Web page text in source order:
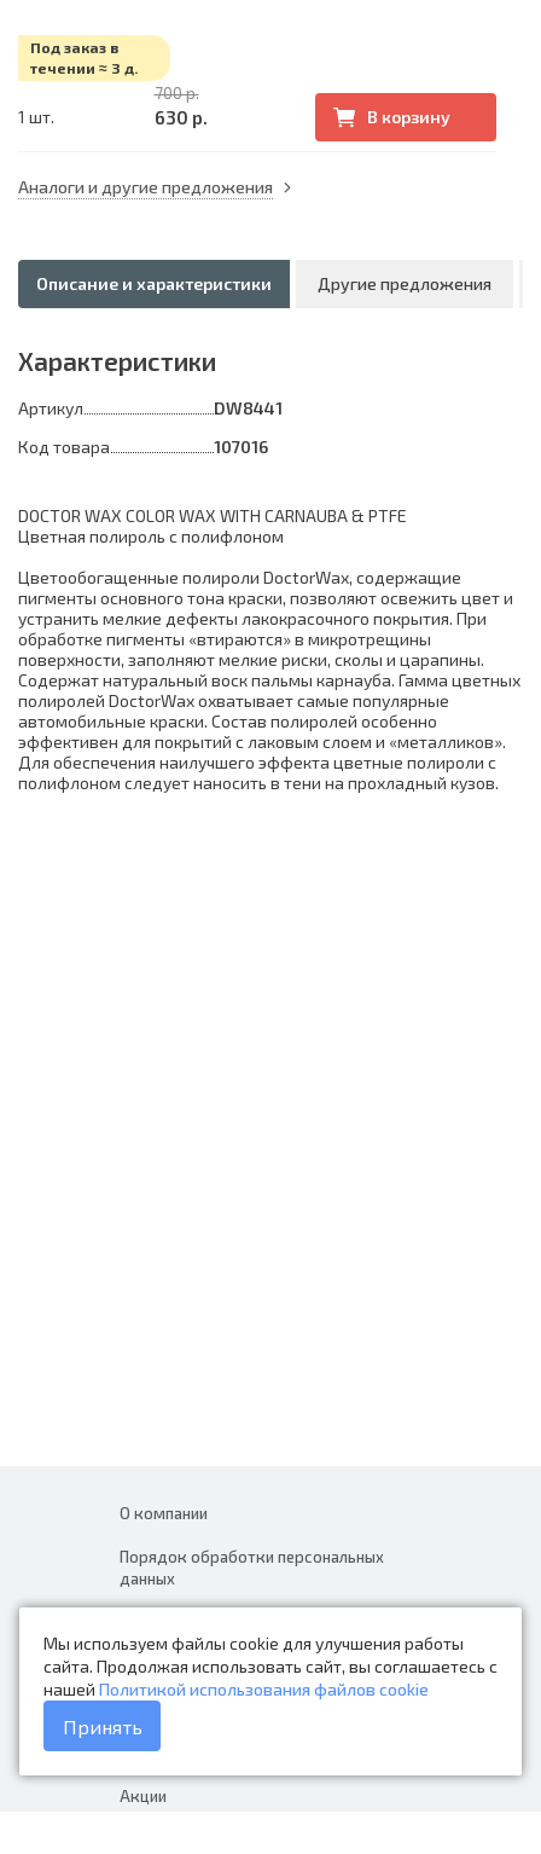
Мы используем файлы cookie для улучшения работы
сайта. Продолжая использовать сайт, вы соглашаетесь с
нашей Политикой использования файлов cookie
Принять
Под заказ в
течении ≈ 3 д.
1 шт.
700 р.
630 р. В корзину
Аналоги и другие предложения
Описание и характеристики Другие предложения
Характеристики
Артикул
DW8441
Код товара
107016
DOCTOR WAX COLOR WAX WITH CARNAUBA & PTFE
Цветная полироль с полифлоном
Цветообогащенные полироли DoctorWax, содержащие
пигменты основного тона краски, позволяют освежить цвет и
устранить мелкие дефекты лакокрасочного покрытия. При
обработке пигменты «втираются» в микротрещины
поверхности, заполняют мелкие риски, сколы и царапины.
Содержат натуральный воск пальмы карнауба. Гамма цветных
полиролей DoctorWax охватывает самые популярные
автомобильные краски. Состав полиролей особенно
эффективен для покрытий с лаковым слоем и «металликов».
Для обеспечения наилучшего эффекта цветные полироли с
полифлоном следует наносить в тени на прохладный кузов.
О компании
Порядок обработки персональных
данных
Контакты
Каталог товаров
Доставка и оплата
Акции